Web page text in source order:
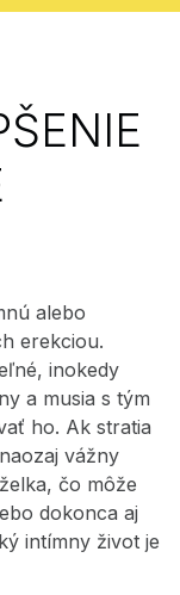
alebo
erekciou.
inokedy
a musia s tým
ho. Ak stratia
vážny
čo môže
dokonca aj
intímny život je